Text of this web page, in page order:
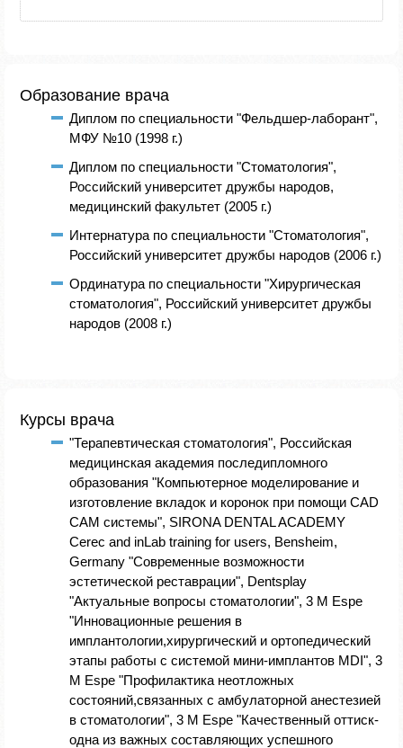
Образование врача
Диплом по специальности "Фельдшер-лаборант",
МФУ №10 (1998 г.)
Диплом по специальности "Стоматология",
Российский университет дружбы народов,
медицинский факультет (2005 г.)
Интернатура по специальности "Стоматология",
Российский университет дружбы народов (2006 г.)
Ординатура по специальности "Хирургическая
стоматология", Российский университет дружбы
народов (2008 г.)
Курсы врача
"Терапевтическая стоматология", Российская
медицинская академия последипломного
образования "Компьютерное моделирование и
изготовление вкладок и коронок при помощи CAD
CAM системы", SIRONA DENTAL ACADEMY
Cerec and inLab training for users, Bensheim,
Germany "Современные возможности
эстетической реставрации", Dentsplay
"Актуальные вопросы стоматологии", 3 M Espe
"Инновационные решения в
имплантологии,хирургический и ортопедический
этапы работы с системой мини-имплантов МDI", 3
M Espe "Профилактика неотложных
состояний,связанных с амбулаторной анестезией
в стоматологии", 3 M Espe "Качественный оттиск-
одна из важных составляющих успешного